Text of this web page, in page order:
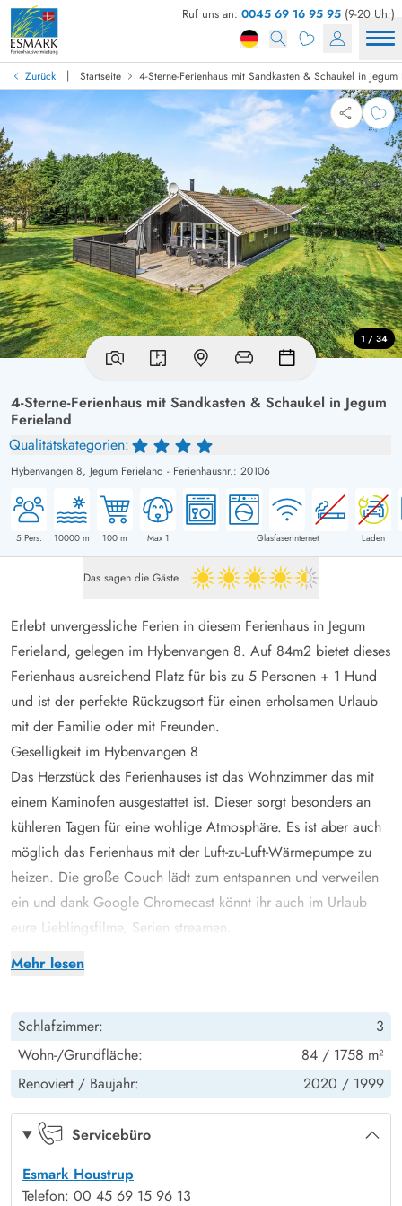
Ruf uns an: 0045 69 16 95 95 (9-20 Uhr)
Zurück | Startseite 4-Sterne-Ferienhaus mit Sandkasten & Schaukel in
4-Sterne-Ferienhaus mit Sandkasten & Schaukel in Jegum
Ferieland
Qualitätskategorien:
Hybenvangen 8, Jegum Ferieland - Ferienhausnr.: 20106
5Pers. 10000 m 100 m Max 1 Glasfaserinternet Laden
1 / 34
Das sagen die Gäste 4.5 von 5
Mehr lesen
Erlebt unvergessliche Ferien in diesem Ferienhaus in Jegum
Ferieland, gelegen im Hybenvangen 8. Auf 84m2 bietet dieses
Ferienhaus ausreichend Platz für bis zu 5 Personen + 1 Hund
und ist der perfekte Rückzugsort für einen erholsamen Urlaub
mit der Familie oder mit Freunden.
Geselligkeit im Hybenvangen 8
Das Herzstück des Ferienhauses ist das Wohnzimmer das mit
einem Kaminofen ausgestattet ist. Dieser sorgt besonders an
kühleren Tagen für eine wohlige Atmosphäre. Es ist aber auch
möglich das Ferienhaus mit der Luft-zu-Luft-Wärmepumpe zu
heizen. Die große Couch lädt zum entspannen und verweilen
ein und dank Google Chromecast könnt ihr auch im Urlaub
eure Lieblingsfilme, Serien streamen.
Die Küche ist modern ausgestattet, was das Kochen zum
und Erholung. Der offene Charakter des Küchenbereichs
ermöglicht einen nahtlosen Übergang zum Wohn-Essbereich,
was gemeinsames Essen und Kochen in geselliger Runde
fördert.
Das Ferienhaus verfügt über insgesamt 3 Schlafzimmer, wovon
3.Schlafzimmer verfügt über 1 Einzelbett und ist damit ideal für
Schlafzimmer:
3
Wohn-/Grundfläche:
84 / 1758 m²
Renoviert / Baujahr: 2020 / 1999
Servicebüro
Esmark Houstrup
Telefon: 00 45 69 15 96 13